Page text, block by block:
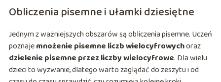
Obliczenia pisemne i ułamki dziesiętne
Jednym z ważniejszych obszarów są obliczenia pisemne. Uczeń
poznajemnożenie pisemne liczb wielocyfrowychoraz
dzielenie pisemne przez liczby wielocyfrowe. Dla wielu
dzieci to wyzwanie, dlatego warto zaglądać do zeszytu i od